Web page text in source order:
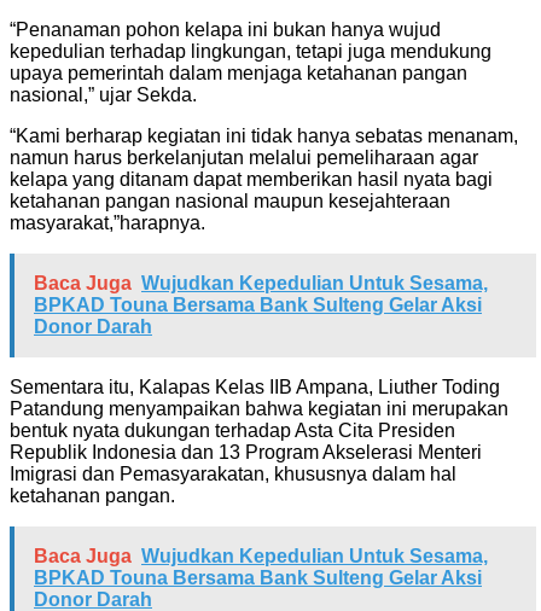
“Penanaman pohon kelapa ini bukan hanya wujud
kepedulian terhadap lingkungan, tetapi juga mendukung
upaya pemerintah dalam menjaga ketahanan pangan
nasional,” ujar Sekda.
“Kami berharap kegiatan ini tidak hanya sebatas menanam,
namun harus berkelanjutan melalui pemeliharaan agar
kelapa yang ditanam dapat memberikan hasil nyata bagi
ketahanan pangan nasional maupun kesejahteraan
masyarakat,”harapnya.
Baca Juga Wujudkan Kepedulian Untuk Sesama,
BPKAD Touna Bersama Bank Sulteng Gelar Aksi
Donor Darah
Sementara itu, Kalapas Kelas IIB Ampana, Liuther Toding
Patandung menyampaikan bahwa kegiatan ini merupakan
bentuk nyata dukungan terhadap Asta Cita Presiden
Republik Indonesia dan 13 Program Akselerasi Menteri
Imigrasi dan Pemasyarakatan, khususnya dalam hal
ketahanan pangan.
Baca Juga Wujudkan Kepedulian Untuk Sesama,
BPKAD Touna Bersama Bank Sulteng Gelar Aksi
Donor Darah